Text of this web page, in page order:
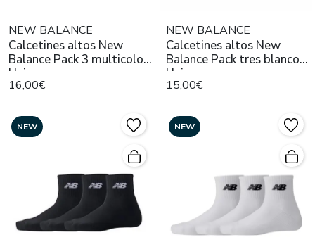
NEW BALANCE
Calcetines altos New
Balance Pack 3 multicolor
Unisex
16,00€
NEW BALANCE
Calcetines altos New
Balance Pack tres blancos
Unisex
15,00€
NEW NEW